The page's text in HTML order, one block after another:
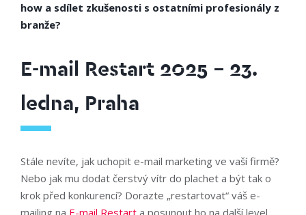
how a sdílet zkušenosti s ostatními profesionály z
branže?
E-mail Restart 2025 – 23.
ledna, Praha
Stále nevíte, jak uchopit e-mail marketing ve vaší firmě?
Nebo jak mu dodat čerstvý vítr do plachet a být tak o
krok před konkurencí? Dorazte „restartovat“ váš e-
mailing na E-mail Restart a posunout ho na další level.